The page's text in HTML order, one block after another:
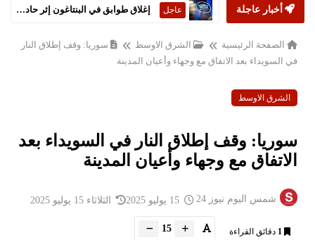
أخبار عاجلة عاجل
عاجل جبهة التحرير الجزائرية تتصدر الانتخابات التشريعية
الصفحة الرئيسية الشرق الاوسط
سوريا: وقف إطلاق النار
في السويداء بعد الاتفاق مع وجهاء وأعيان المدينة
الشرق الاوسط
سوريا: وقف إطلاق النار في السويداء بعد
الاتفاق مع وجهاء وأعيان المدينة
شمس اليوم نيوز 24 الثلاثاء 15 يوليو 2025
1 دقائق القراءة 15